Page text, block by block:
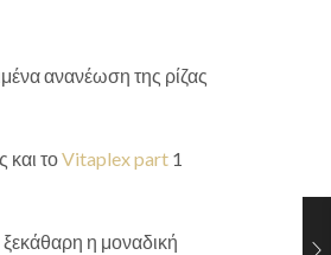
ανανέωση της ρίζας
τοVitaplex part 1
η μοναδική